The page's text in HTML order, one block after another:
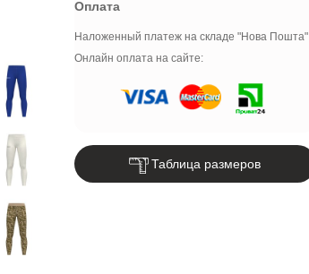
Оплата
Наложенный платеж на складе "Нова Пошта"
Онлайн оплата на сайте:
Таблица размеров